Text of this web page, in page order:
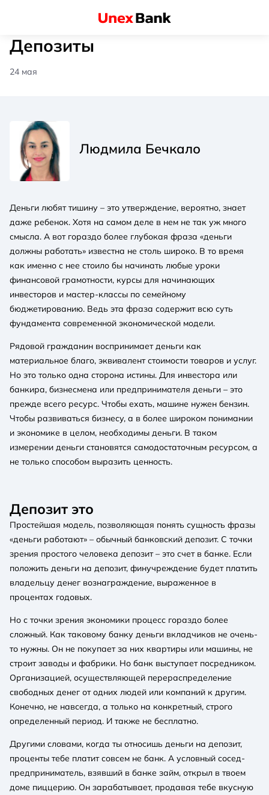
Депозиты
24 мая
Людмила Бечкало
Деньги любят тишину – это утверждение, вероятно, знает
даже ребенок. Хотя на самом деле в нем не так уж много
смысла. А вот гораздо более глубокая фраза «деньги
должны работать» известна не столь широко. В то время
как именно с нее стоило бы начинать любые уроки
финансовой грамотности, курсы для начинающих
инвесторов и мастер-классы по семейному
бюджетированию. Ведь эта фраза содержит всю суть
фундамента современной экономической модели.
Рядовой гражданин воспринимает деньги как
материальное благо, эквивалент стоимости товаров и услуг.
Но это только одна сторона истины. Для инвестора или
банкира, бизнесмена или предпринимателя деньги – это
прежде всего ресурс. Чтобы ехать, машине нужен бензин.
Чтобы развиваться бизнесу, а в более широком понимании
и экономике в целом, необходимы деньги. В таком
измерении деньги становятся самодостаточным ресурсом, а
не только способом выразить ценность.
Депозит это
Простейшая модель, позволяющая понять сущность фразы
«деньги работают» – обычный банковский депозит. С точки
зрения простого человека депозит – это счет в банке. Если
положить деньги на депозит, финучреждение будет платить
владельцу денег вознаграждение, выраженное в
процентах годовых.
Но с точки зрения экономики процесс гораздо более
сложный. Как таковому банку деньги вкладчиков не очень-
то нужны. Он не покупает за них квартиры или машины, не
строит заводы и фабрики. Но банк выступает посредником.
Организацией, осуществляющей перераспределение
свободных денег от одних людей или компаний к другим.
Конечно, не навсегда, а только на конкретный, строго
определенный период. И также не бесплатно.
Другими словами, когда ты относишь деньги на депозит,
проценты тебе платит совсем не банк. А условный сосед-
предприниматель, взявший в банке займ, открыл в твоем
доме пиццерию. Он зарабатывает, продавая тебе вкусную